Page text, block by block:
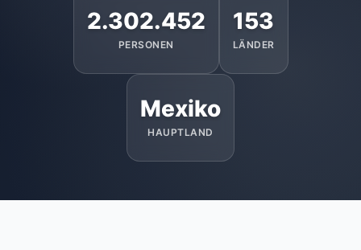
2.302.452
PERSONEN
153
LÄNDER
Mexiko
HAUPTLAND